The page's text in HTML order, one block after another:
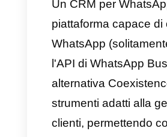
questo diventa
gestire senza lo
giusto. Ecco
articolo ti
migliori CRM
2026.